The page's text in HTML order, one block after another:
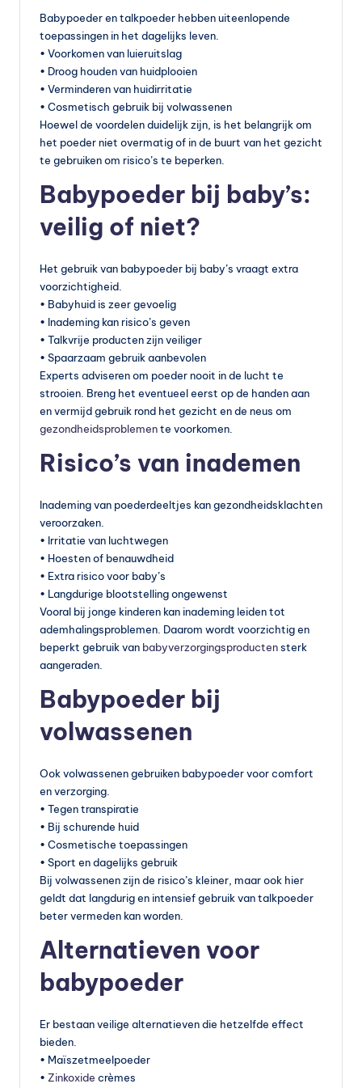
Babypoeder en talkpoeder hebben uiteenlopende
toepassingen in het dagelijks leven.
• Voorkomen van luieruitslag
• Droog houden van huidplooien
• Verminderen van huidirritatie
• Cosmetisch gebruik bij volwassenen
Hoewel de voordelen duidelijk zijn, is het belangrijk om
het poeder niet overmatig of in de buurt van het gezicht
te gebruiken om risico’s te beperken.
Babypoeder bij baby’s:
veilig of niet?
Het gebruik van babypoeder bij baby’s vraagt extra
voorzichtigheid.
• Babyhuid is zeer gevoelig
• Inademing kan risico’s geven
• Talkvrije producten zijn veiliger
• Spaarzaam gebruik aanbevolen
Experts adviseren om poeder nooit in de lucht te
strooien. Breng het eventueel eerst op de handen aan
en vermijd gebruik rond het gezicht en de neus om
gezondheidsproblemente voorkomen.
Risico’s van inademen
Inademing van poederdeeltjes kan gezondheidsklachten
veroorzaken.
• Irritatie van luchtwegen
• Hoesten of benauwdheid
• Extra risico voor baby’s
• Langdurige blootstelling ongewenst
Vooral bij jonge kinderen kan inademing leiden tot
ademhalingsproblemen. Daarom wordt voorzichtig en
beperkt gebruik van babyverzorgingsproductensterk
aangeraden.
Babypoeder bij
volwassenen
Ook volwassenen gebruiken babypoeder voor comfort
en verzorging.
• Tegen transpiratie
• Bij schurende huid
• Cosmetische toepassingen
• Sport en dagelijks gebruik
Bij volwassenen zijn de risico’s kleiner, maar ook hier
geldt dat langdurig en intensief gebruik van talkpoeder
beter vermeden kan worden.
Alternatieven voor
babypoeder
Er bestaan veilige alternatieven die hetzelfde effect
bieden.
• Maïszetmeelpoeder
• Zinkoxide crèmes